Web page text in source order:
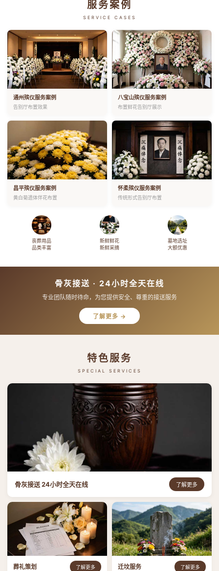
服务案例
SERVICE CASES
通州殡仪服务案例
告别厅布置效果
八宝山殡仪服务案例
布置鲜花告别厅展示
昌平殡仪服务案例
黄白菊遗体伴花布置
怀柔殡仪服务案例
传统形式告别厅布置
丧葬用品
品类丰富
新鲜鲜花
新鲜采摘
墓地选址
大额优惠
骨灰接送 · 24小时全天在线
专业团队随时待命，为您提供安全、尊重的接送服务
了解更多 →
特色服务
SPECIAL SERVICES
骨灰接送 24小时全天在线 了解更多
葬礼策划 了解更多 迁坟服务 了解更多